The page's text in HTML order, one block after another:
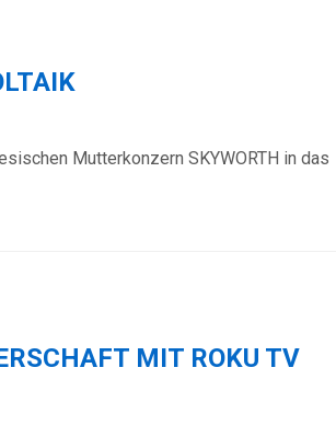
Mutterkonzern SKYWORTH in das
MIT ROKU TV